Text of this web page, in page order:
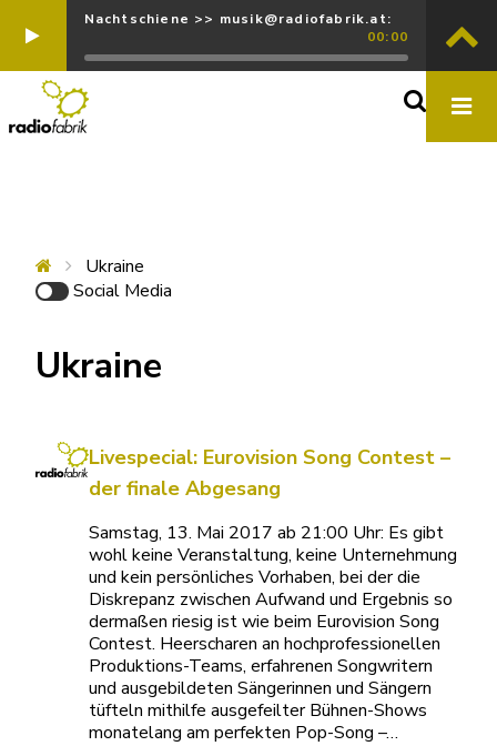
Nachtschiene >> musik@radiofabrik.at:
00:00
Ukraine
Social Media
Ukraine
Livespecial: Eurovision Song Contest –
der finale Abgesang
Samstag, 13. Mai 2017 ab 21:00 Uhr: Es gibt
wohl keine Veranstaltung, keine Unternehmung
und kein persönliches Vorhaben, bei der die
Diskrepanz zwischen Aufwand und Ergebnis so
dermaßen riesig ist wie beim Eurovision Song
Contest. Heerscharen an hochprofessionellen
Produktions-Teams, erfahrenen Songwritern
und ausgebildeten Sängerinnen und Sängern
tüfteln mithilfe ausgefeilter Bühnen-Shows
monatelang am perfekten Pop-Song –…